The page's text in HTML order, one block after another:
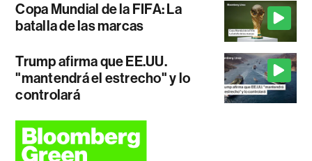
Copa Mundial de la FIFA: La
batalla de las marcas
Trump afirma que EE.UU.
"mantendrá el estrecho" y lo
controlará